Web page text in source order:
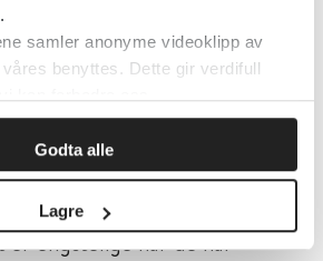
samler anonyme videoklipp av
benyttes. Dette gir verdifull
Godta alle
Lagre
eller vanskelige å
praksis, og derfor ikke tatt
er det dokumentert en
mellom angst, og
den enkelte opplever. At
er engstelige når de har